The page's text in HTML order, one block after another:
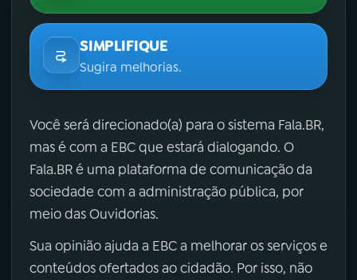
SIMPLIFIQUE
Sugira melhorias.
Você será direcionado(a) para o sistema Fala.BR,
mas é com a EBC que estará dialogando. O
Fala.BR é uma plataforma de comunicação da
sociedade com a administração pública, por
meio das Ouvidorias.
Sua opinião ajuda a EBC a melhorar os serviços e
conteúdos ofertados ao cidadão. Por isso, não